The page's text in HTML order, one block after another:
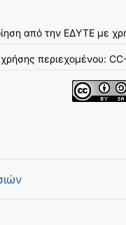
από την ΕΔΥΤΕ με
περιεχομένου: